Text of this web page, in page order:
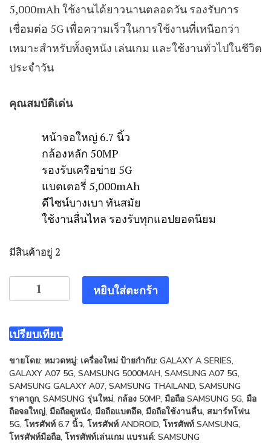
5,000mAh ใช้งานได้ยาวนานตลอดวัน รองรับการ
เชื่อมต่อ 5G เพื่อความเร็วในการใช้งานที่เหนือกว่า
เหมาะสำหรับทั้งดูหนัง เล่นเกม และใช้งานทั่วไปในชีวิต
ประจำวัน
คุณสมบัติเด่น
หน้าจอใหญ่ 6.7 นิ้ว
กล้องหลัก 50MP
รองรับเครือข่าย 5G
แบตเตอรี่ 5,000mAh
ดีไซน์บางเบา ทันสมัย
ใช้งานลื่นไหล รองรับทุกแอปยอดนิยม
มีสินค้าอยู่ 2
จำนวน
Samsung
5G
ใหม่)
ชิ้น
หยิบใส่ตะกร้า
เปรียบเทียบ
ขายโดย: หมวดหมู่: เครื่องใหม่ ป้ายกำกับ: GALAXY A SERIES,
GALAXY A07 5G, SAMSUNG 5000MAH, SAMSUNG A07 5G,
SAMSUNG GALAXY A07, SAMSUNG THAILAND, SAMSUNG
ราคาถูก, SAMSUNG รุ่นใหม่, กล้อง 50MP, มือถือ SAMSUNG 5G, มือ
ถือจอใหญ่, มือถือดูหนัง, มือถือแบตอึด, มือถือใช้งานลื่น, สมาร์ทโฟน
5G, โทรศัพท์ 6.7 นิ้ว, โทรศัพท์ ANDROID, โทรศัพท์ SAMSUNG,
โทรศัพท์มือถือ, โทรศัพท์เล่นเกม แบรนด์: SAMSUNG